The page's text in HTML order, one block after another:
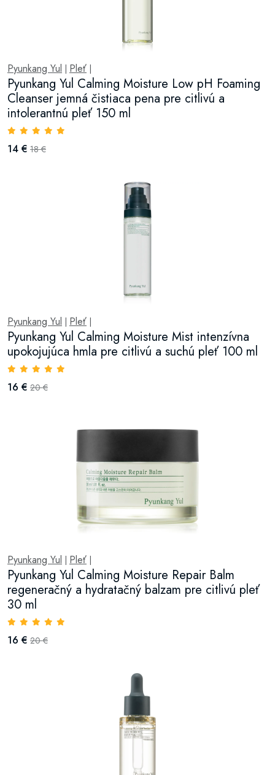
Pyunkang Yul Pleť
Pyunkang Yul Calming Moisture Low pH Foaming
Cleanser jemná čistiaca pena pre citlivú a
intolerantnú pleť 150 ml
14 € 18 €
Pyunkang Yul Pleť
Pyunkang Yul Calming Moisture Mist intenzívna
upokojujúca hmla pre citlivú a suchú pleť 100 ml
16 € 20 €
Pyunkang Yul Pleť
Pyunkang Yul Calming Moisture Repair Balm
regeneračný a hydratačný balzam pre citlivú pleť
30 ml
16 € 20 €